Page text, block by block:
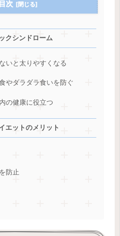
目次
クシンドローム
いと太りやすくなる
やダラダラ食いを防ぐ
の健康に役立つ
エットのメリット
防止